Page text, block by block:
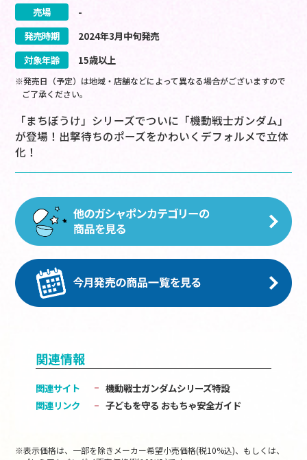
売場
-
発売時期
2024年3月中旬発売
対象年齢
15歳以上
※発売日（予定）は地域・店舗などによって異なる場合がございますので
ご了承ください。
「まちぼうけ」シリーズでついに「機動戦士ガンダム」
が登場！出撃待ちのポーズをかわいくデフォルメで立体
化！
関連情報
関連サイト
機動戦士ガンダムシリーズ特設
関連リンク
子どもを守る おもちゃ安全ガイド
※表示価格は、一部を除きメーカー希望小売価格(税10%込)、もしくは、